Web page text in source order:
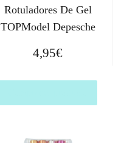
Rotuladores De Gel
TOPModel Depesche
4,95€